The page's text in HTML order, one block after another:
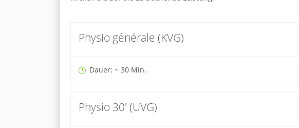
Physio générale (KVG)
Dauer: ~ 30 Min.
Physio 30' (UVG)